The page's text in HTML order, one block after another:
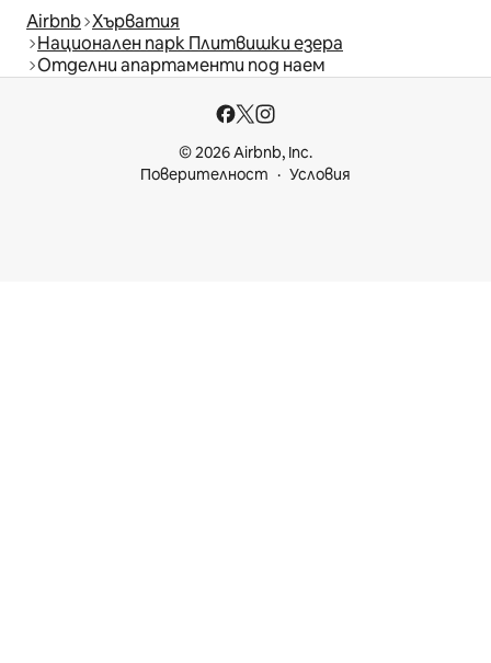
Airbnb Хърватия
Национален парк Плитвишки езера
Отделни апартаменти под наем
© 2026 Airbnb, Inc.
Поверителност
Условия